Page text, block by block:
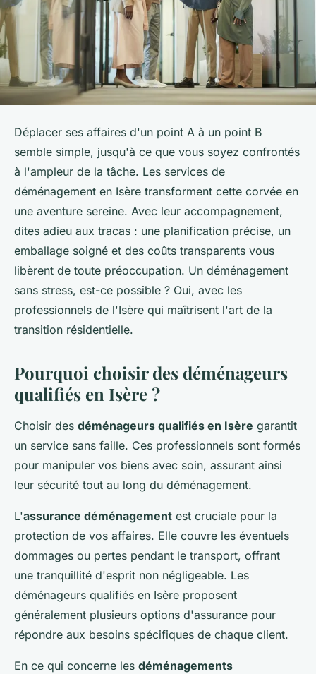
Déplacer ses affaires d'un point A à un point B
semble simple, jusqu'à ce que vous soyez confrontés
à l'ampleur de la tâche. Les services de
déménagement en Isère transforment cette corvée en
une aventure sereine. Avec leur accompagnement,
dites adieu aux tracas : une planification précise, un
emballage soigné et des coûts transparents vous
libèrent de toute préoccupation. Un déménagement
sans stress, est-ce possible ? Oui, avec les
professionnels de l'Isère qui maîtrisent l'art de la
transition résidentielle.
Pourquoi choisir des déménageurs
qualifiés en Isère ?
Choisir des déménageurs qualifiés en Isère garantit
un service sans faille. Ces professionnels sont formés
pour manipuler vos biens avec soin, assurant ainsi
leur sécurité tout au long du déménagement.
L'assurance déménagement est cruciale pour la
protection de vos affaires. Elle couvre les éventuels
dommages ou pertes pendant le transport, offrant
une tranquillité d'esprit non négligeable. Les
déménageurs qualifiés en Isère proposent
généralement plusieurs options d'assurance pour
répondre aux besoins spécifiques de chaque client.
En ce qui concerne les déménagements